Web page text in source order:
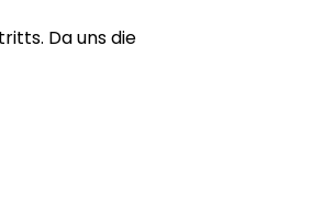
Da uns die